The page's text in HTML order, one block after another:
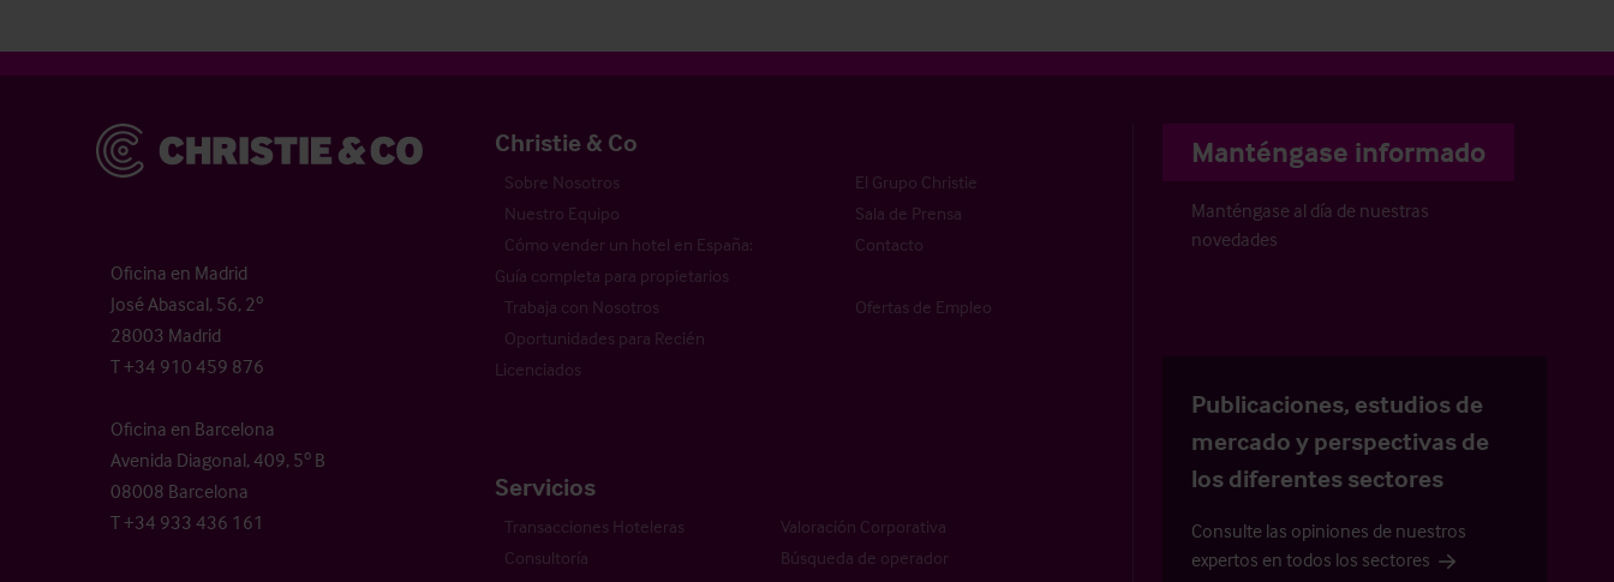
Christie & Co
Oficina en Madrid
José Abascal, 56, 2º
28003 Madrid
T +34 910 459 876
Oficina en Barcelona
Avenida Diagonal, 409, 5º B
08008 Barcelona
T +34 933 436 161
Christie & Co
Sobre Nosotros
El Grupo Christie
Nuestro Equipo
Sala de Prensa
Cómo vender un hotel en España:
Guía completa para propietarios
Contacto
Trabaja con Nosotros
Ofertas de Empleo
Oportunidades para Recién
Licenciados
Servicios
Transacciones Hoteleras
Valoración Corporativa
Consultoría
Búsqueda de operador
Manténgase informado
Manténgase al día de nuestras
novedades
Publicaciones, estudios de
mercado y perspectivas de
los diferentes sectores
Consulte las opiniones de nuestros
expertos en todos los sectores